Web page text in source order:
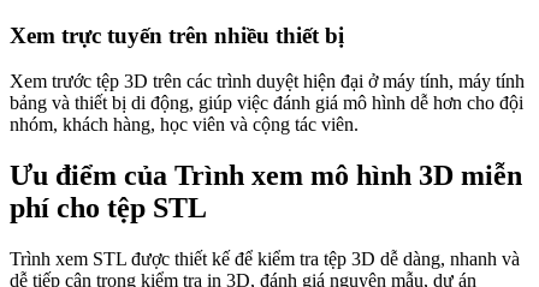
Xem trực tuyến trên nhiều thiết bị
Xem trước tệp 3D trên các trình duyệt hiện đại ở máy tính, máy tính
bảng và thiết bị di động, giúp việc đánh giá mô hình dễ hơn cho đội
nhóm, khách hàng, học viên và cộng tác viên.
Ưu điểm của Trình xem mô hình 3D miễn
phí cho tệp STL
Trình xem STL được thiết kế để kiểm tra tệp 3D dễ dàng, nhanh và
dễ tiếp cận trong kiểm tra in 3D, đánh giá nguyên mẫu, dự án